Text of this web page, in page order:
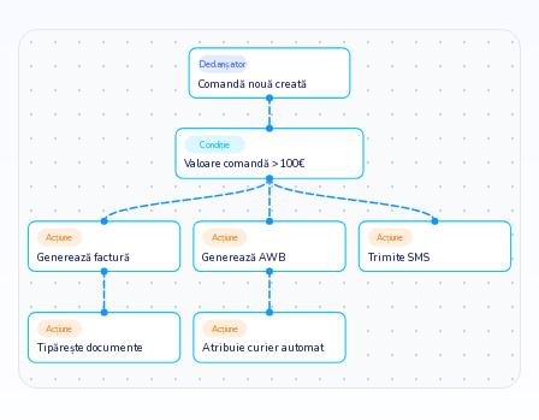
Declanșator
Comandă nouă creată
Condiție
Valoare comandă > 100€
Acțiune
Generează factură
Acțiune
Generează AWB
Acțiune
Trimite SMS
Acțiune
Tipărește documente
Acțiune
Atribuie curier automat